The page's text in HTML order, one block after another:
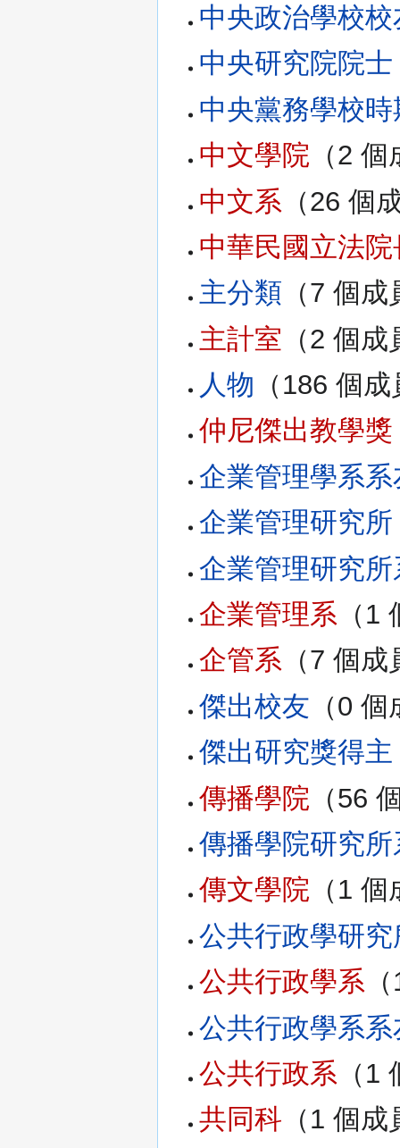
中央政治學校校
中央研究院院士
中央黨務學校時
中文學院 （2
中文系 （26 個
中華民國立法院
主分類 （7 個
主計室 （2 個
人物 （186 個
仲尼傑出教學獎
企業管理學系系
企業管理研究所
企業管理研究所
企業管理系 （1
企管系 （7 個
傑出校友 （0
傑出研究獎得主
傳播學院 （56
傳播學院研究所
傳文學院 （1
公共行政學研
公共行政學系
公共行政學系系
公共行政系 （1
共同科 （1 個